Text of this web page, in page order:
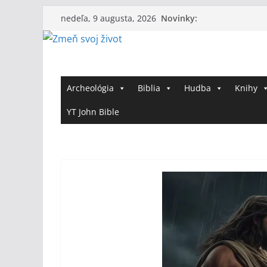
to
nedeľa, 9 augusta, 2026 Novinky:
Archeológia Biblia Hudba Knihy
YT John Bible